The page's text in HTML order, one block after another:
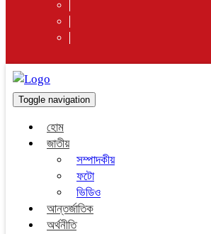
Toggle navigation
হোম
জাতীয়
সম্পাদকীয়
ফটো
ভিডিও
আন্তর্জাতিক
অর্থনীতি